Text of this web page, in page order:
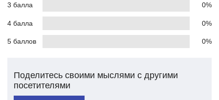
3 балла 0%
4 балла 0%
5 баллов 0%
Поделитесь своими мыслями с другими
посетителями